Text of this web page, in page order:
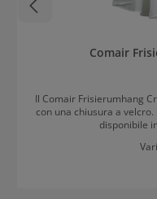
Comair
Il Comair Frisierumhang
con una chiusura a
disponibile